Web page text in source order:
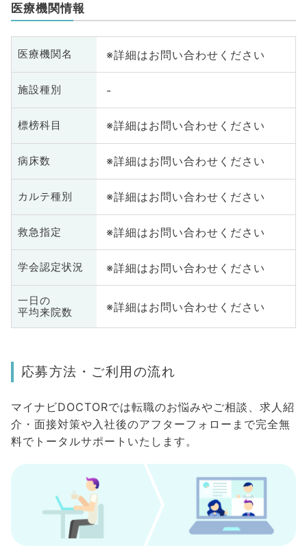
医療機関情報
医療機関名 ※詳細はお問い合わせください
施設種別 -
標榜科目 ※詳細はお問い合わせください
病床数 ※詳細はお問い合わせください
カルテ種別 ※詳細はお問い合わせください
救急指定 ※詳細はお問い合わせください
学会認定状況 ※詳細はお問い合わせください
一日の
平均来院数
※詳細はお問い合わせください
応募方法・ご利用の流れ
マイナビDOCTORでは転職のお悩みやご相談、求人紹
介・面接対策や入社後のアフターフォローまで完全無
料でトータルサポートいたします。